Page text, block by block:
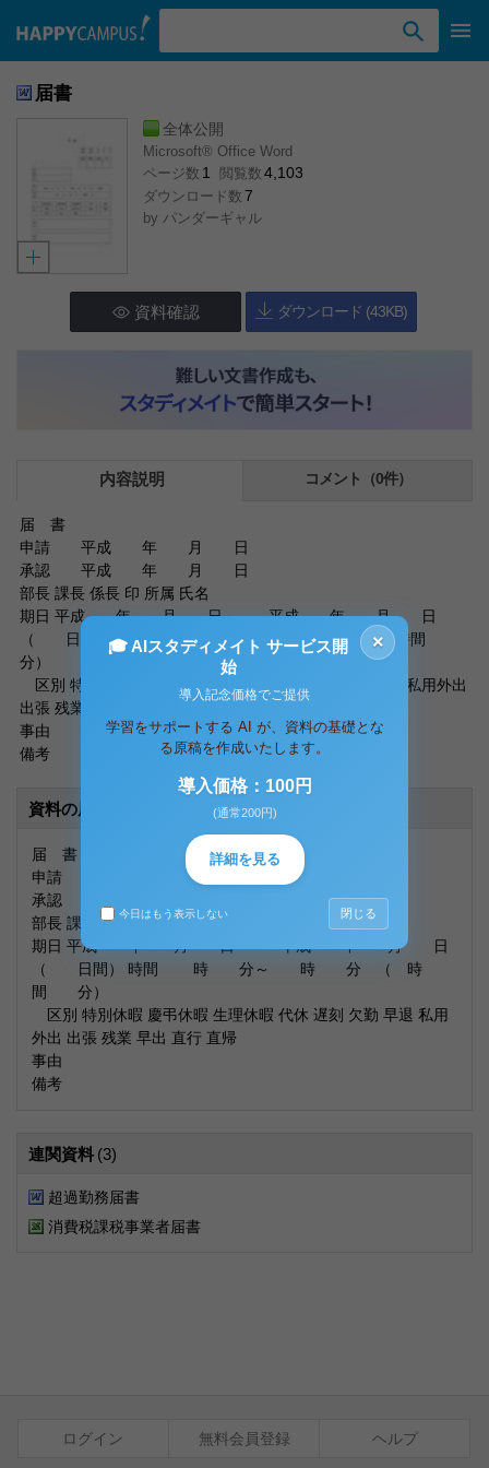
届書
全体公開
Microsoft® Office Word
ページ数 1 閲覧数 4,103
ダウンロード数 7
by パンダーギャル
資料確認 ダウンロード (43KB)
内容説明 コメント（0件）
届 書
申請 平成 年 月 日
承認 平成 年 月 日
部長 課長 係長 印 所属 氏名
期日 平成 年 月 日～ 平成 年 月 日
（ 日間） 時間 時 分～ 時 分 （ 時間
分）
区別 特別休暇 慶弔休暇 生理休暇 代休 遅刻 欠勤 早退 私用外出
出張 残業 早出 直行 直帰
事由
備考
資料の原本内容
届 書
申請 平成 年 月 日
承認 平成 年 月 日
部長 課長 係長 印 所属 氏名
期日 平成 年 月 日～ 平成 年 月 日
（ 日間） 時間 時 分～ 時 分 （ 時
間 分）
区別 特別休暇 慶弔休暇 生理休暇 代休 遅刻 欠勤 早退 私用
外出 出張 残業 早出 直行 直帰
事由
備考
連関資料 (3)
超過勤務届書
消費税課税事業者届書
ログイン 無料会員登録 ヘルプ
×
🎓 AIスタディメイト サービス開
始
導入記念価格でご提供
学習をサポートする AI が、資料の基礎とな
る原稿を作成いたします。
導入価格：100円
(通常200円)
詳細を見る
今日はもう表示しない 閉じる